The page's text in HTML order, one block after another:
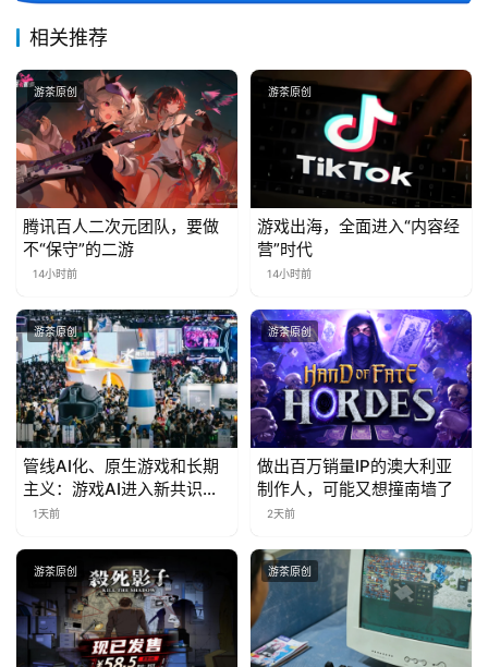
相关推荐
游茶原创
腾讯百人二次元团队，要做
不“保守”的二游
14小时前
游茶原创
游戏出海，全面进入“内容经
营”时代
14小时前
游茶原创
管线AI化、原生游戏和长期
主义：游戏AI进入新共识时
代
1天前
游茶原创
做出百万销量IP的澳大利亚
制作人，可能又想撞南墙了
2天前
游茶原创 游茶原创